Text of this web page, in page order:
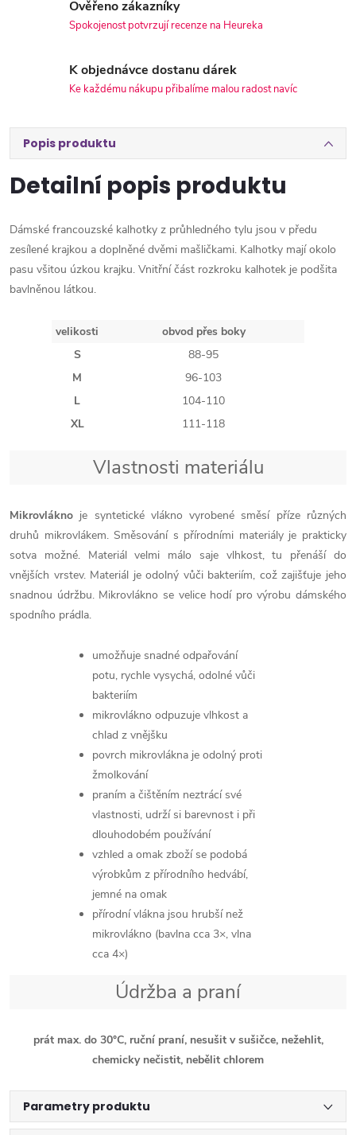
Ověřeno zákazníky
Spokojenost potvrzují recenze na Heureka
K objednávce dostanu dárek
Ke každému nákupu přibalíme malou radost navíc
Popis produktu
Detailní popis produktu
Dámské francouzské kalhotky z průhledného tylu jsou v předu
zesílené krajkou a doplněné dvěmi mašličkami. Kalhotky mají okolo
pasu všitou úzkou krajku. Vnitřní část rozkroku kalhotek je podšita
bavlněnou látkou.
velikosti
obvod přes boky
S
88-95
M
96-103
L
104-110
XL
111-118
Vlastnosti materiálu
Mikrovlákno je syntetické vlákno vyrobené směsí příze různých
druhů mikrovlákem. Směsování s přírodními materiály je prakticky
sotva možné. Materiál velmi málo saje vlhkost, tu přenáší do
vnějších vrstev. Materiál je odolný vůči bakteriím, což zajišťuje jeho
snadnou údržbu. Mikrovlákno se velice hodí pro výrobu dámského
spodního prádla.
umožňuje snadné odpařování
potu, rychle vysychá, odolné vůči
bakteriím
mikrovlákno odpuzuje vlhkost a
chlad z vnějšku
povrch mikrovlákna je odolný proti
žmolkování
praním a čištěním neztrácí své
vlastnosti, udrží si barevnost i při
dlouhodobém používání
vzhled a omak zboží se podobá
výrobkům z přírodního hedvábí,
jemné na omak
přírodní vlákna jsou hrubší než
mikrovlákno (bavlna cca 3×, vlna
cca 4×)
Údržba a praní
prát max. do 30°C, ruční praní, nesušit v sušičce, nežehlit,
chemicky nečistit, nebělit chlorem
Parametry produktu